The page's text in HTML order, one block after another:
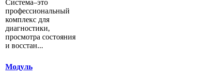
Система–это
профессиональный
комплекс для
диагностики,
просмотра состояния
и восстан...
Модуль